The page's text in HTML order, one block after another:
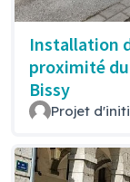
Installation
proximité du
Bissy
Projet